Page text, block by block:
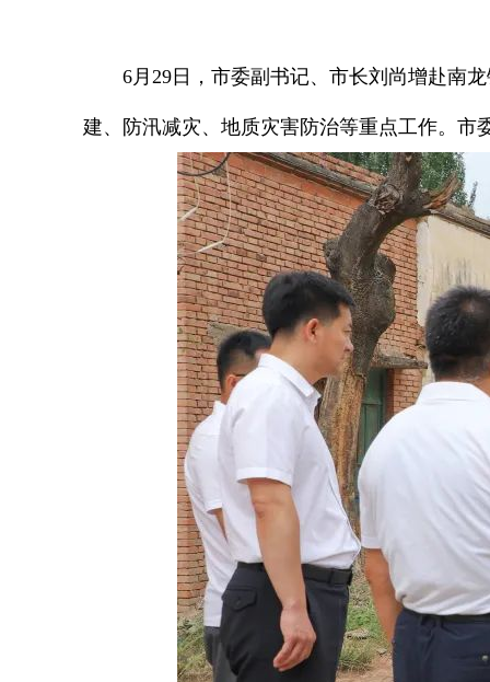
6月29日，市委副书记、市长刘尚增赴南
建、防汛减灾、地质灾害防治等重点工作。市